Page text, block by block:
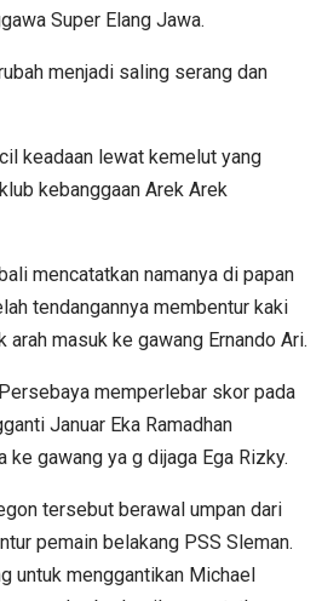
Super Elang Jawa.
menjadi saling serang dan
keadaan lewat kemelut yang
kebanggaan Arek Arek
mencatatkan namanya di papan
tendangannya membentur kaki
masuk ke gawang Ernando Ari.
memperlebar skor pada
Januar Eka Ramadhan
ke gawang ya g dijaga Ega Rizky.
tersebut berawal umpan dari
pemain belakang PSS Sleman.
untuk menggantikan Michael